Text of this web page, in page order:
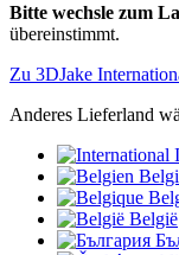
Bitte wechsle zum
übereinstimmt.
Zu 3DJake
Anderes Lieferland
België